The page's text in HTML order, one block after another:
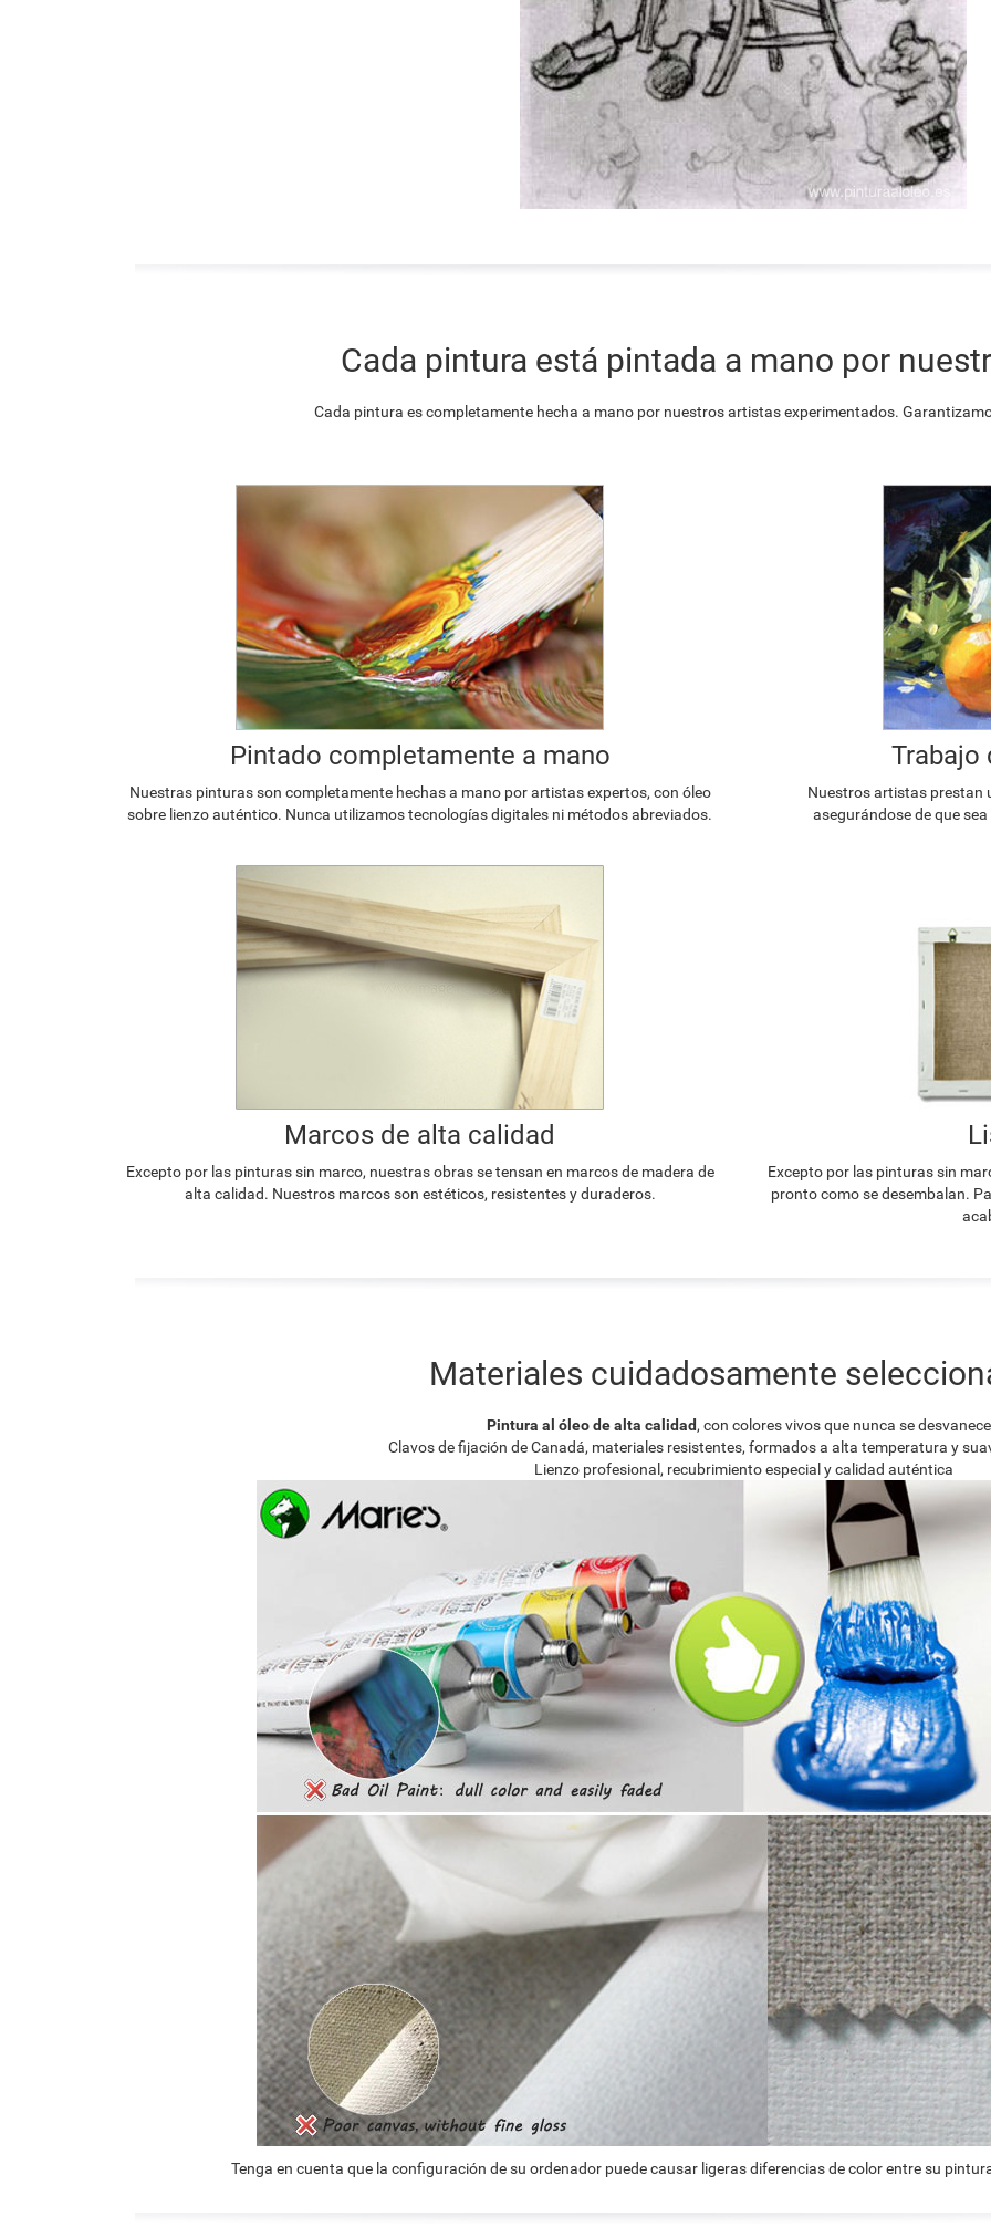
Cada pintura está pintada a mano por
Cada pintura es completamente hecha a mano por nuestros artistas experimentados.
Pintado completamente a mano
Nuestras pinturas son completamente hechas a mano por artistas expertos, con óleo
sobre lienzo auténtico. Nunca utilizamos tecnologías digitales ni métodos abreviados.
Trabajo
Nuestros artistas prestan
asegurándose de que
Marcos de alta calidad
Excepto por las pinturas sin marco, nuestras obras se tensan en marcos de madera de
alta calidad. Nuestros marcos son estéticos, resistentes y duraderos.
Excepto por las pinturas sin
pronto como se desembalan.
Materiales cuidadosamente
Pintura al óleo de alta calidad, con colores vivos que nunca se
Clavos de fijación de Canadá, materiales resistentes, formados a alta temperatura y
Lienzo profesional, recubrimiento especial y calidad auténtica
Tenga en cuenta que la configuración de su ordenador puede causar ligeras diferencias de color entre su